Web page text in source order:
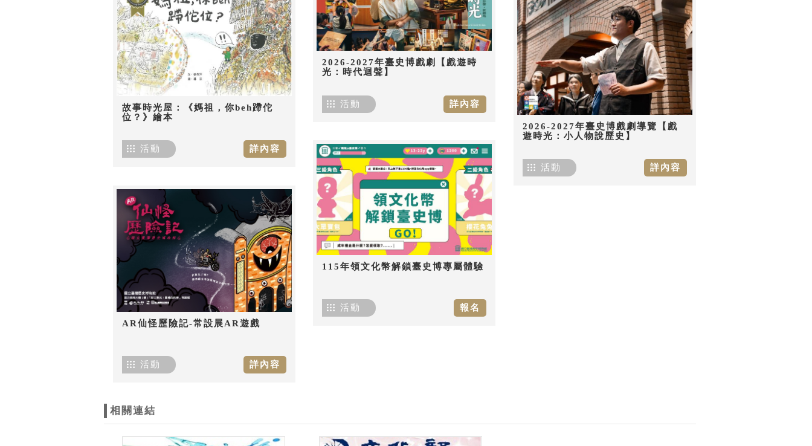
2026-2027年臺史博戲劇【戲遊時
光：時代迴聲】
詳內容
活動
故事時光屋：《媽祖，你beh蹛佗
位？》繪本
詳內容
活動
2026-2027年臺史博戲劇導覽【戲
遊時光：小人物說歷史】
詳內容
活動
115年領文化幣解鎖臺史博專屬體驗
報名
活動
AR仙怪歷險記-常設展AR遊戲
詳內容
活動
相關連結